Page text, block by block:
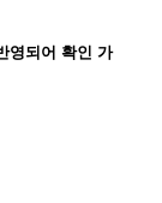
영되어 확인 가